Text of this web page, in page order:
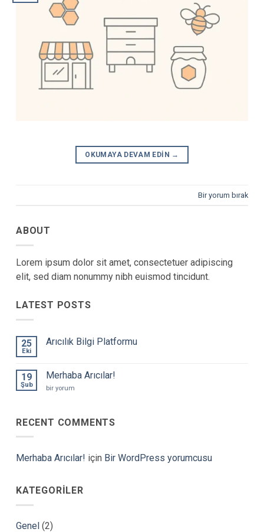
OKUMAYA DEVAM EDIN →
Bir yorum bırak
ABOUT
Lorem ipsum dolor sit amet, consectetuer adipiscing
elit, sed diam nonummy nibh euismod tincidunt.
LATEST POSTS
25
Eki
Arıcılık Bilgi Platformu
Bilgi
19
Şub
Merhaba Arıcılar!
Merhaba
bir yorum
RECENT COMMENTS
Merhaba Arıcılar! için Bir WordPress yorumcusu
KATEGORILER
Genel (2)